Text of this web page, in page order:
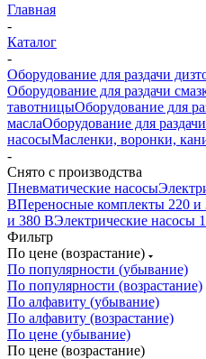
Главная
-
Каталог
-
Оборудование для раздачи
Оборудование для раздачи
тавотницыОборудование для
маслаОборудование для
насосыМасленки, воронки,
-
Снято с производства
Пневматические насосы
ВПереносные комплекты 220 и
и 380 ВЭлектрические насосы
Фильтр
По цене (возрастание)
По популярности (убывание)
По популярности (возрастание)
По алфавиту (убывание)
По алфавиту (возрастание)
По цене (убывание)
По цене (возрастание)